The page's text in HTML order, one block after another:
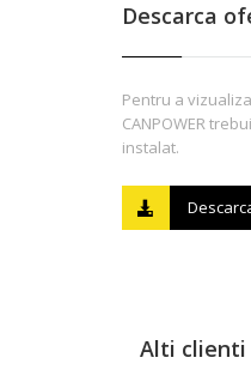
Descarca
Pentru a
CANPOWER
instalat.
Alti clienti